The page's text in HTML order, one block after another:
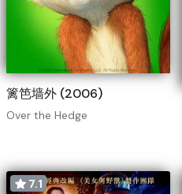
篱笆墙外 (2006)
Over the Hedge
7.1